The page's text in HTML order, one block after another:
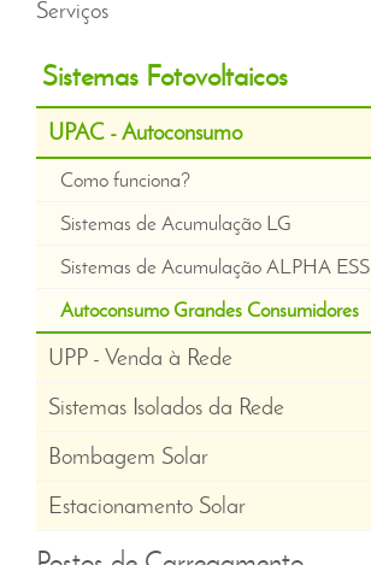
Serviços
Sistemas Fotovoltaicos
UPAC - Autoconsumo
Como funciona?
Sistemas de Acumulação LG
Sistemas de Acumulação ALPHA ESS
Autoconsumo Grandes Consumidores
UPP - Venda à Rede
Sistemas Isolados da Rede
Bombagem Solar
Estacionamento Solar